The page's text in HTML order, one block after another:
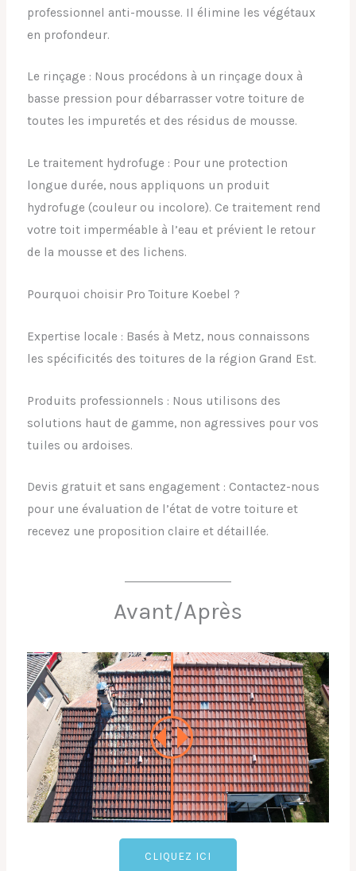
professionnel anti-mousse. Il élimine les végétaux
en profondeur.
Le rinçage : Nous procédons à un rinçage doux à
basse pression pour débarrasser votre toiture de
toutes les impuretés et des résidus de mousse.
Le traitement hydrofuge : Pour une protection
longue durée, nous appliquons un produit
hydrofuge (couleur ou incolore). Ce traitement rend
votre toit imperméable à l’eau et prévient le retour
de la mousse et des lichens.
Pourquoi choisir Pro Toiture Koebel ?
Expertise locale : Basés à Metz, nous connaissons
les spécificités des toitures de la région Grand Est.
Produits professionnels : Nous utilisons des
solutions haut de gamme, non agressives pour vos
tuiles ou ardoises.
Devis gratuit et sans engagement : Contactez-nous
pour une évaluation de l’état de votre toiture et
recevez une proposition claire et détaillée.
Avant/Après
CLIQUEZ ICI